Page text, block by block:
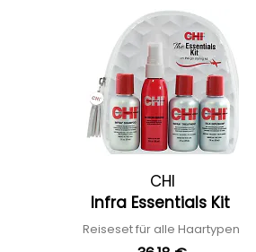
CHI
Infra Essentials Kit
Reiseset für alle Haartypen